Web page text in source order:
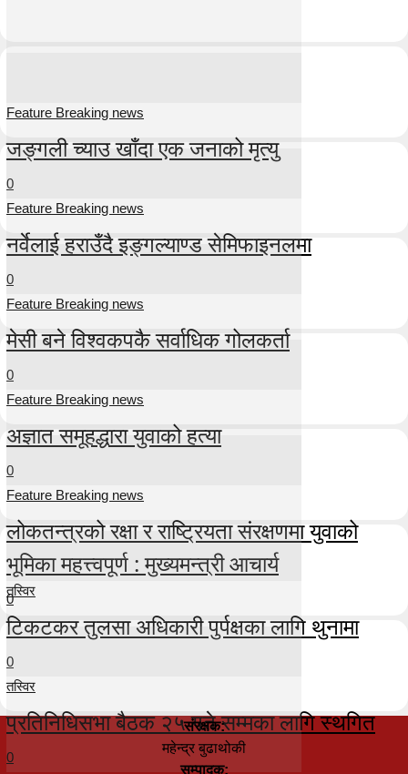
Feature Breaking news
जङ्गली च्याउ खाँदा एक जनाको मृत्यु
0
Feature Breaking news
नर्वेलाई हराउँदै इङ्गल्याण्ड सेमिफाइनलमा
0
Feature Breaking news
मेसी बने विश्वकपकै सर्वाधिक गोलकर्ता
0
Feature Breaking news
अज्ञात समूहद्धारा युवाको हत्या
0
Feature Breaking news
लोकतन्त्रको रक्षा र राष्ट्रियता संरक्षणमा युवाको
भूमिका महत्त्वपूर्ण : मुख्यमन्त्री आचार्य
0
तस्विर
टिकटकर तुलसा अधिकारी पुर्पक्षका लागि थुनामा
0
तस्विर
प्रतिनिधिसभा बैठक २५ गते सम्मका लागि स्थगित
0
संरक्षक:
महेन्द्र बुढाथोकी
सम्पादक: